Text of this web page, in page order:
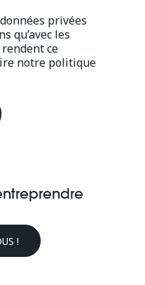
privées
qu’avec les
ce
notre politique
!